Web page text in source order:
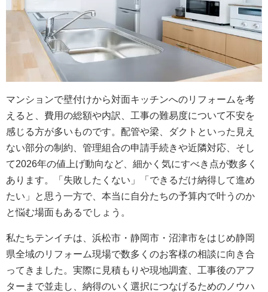
マンションで壁付けから対面キッチンへのリフォームを考
えると、費用の総額や内訳、工事の難易度について不安を
感じる方が多いものです。配管や梁、ダクトといった見え
ない部分の制約、管理組合の申請手続きや近隣対応、そし
て2026年の値上げ動向など、細かく気にすべき点が数多く
あります。「失敗したくない」「できるだけ納得して進め
たい」と思う一方で、本当に自分たちの予算内で叶うのか
と悩む場面もあるでしょう。
私たちテンイチは、浜松市・静岡市・沼津市をはじめ静岡
県全域のリフォーム現場で数多くのお客様の相談に向き合
ってきました。実際に見積もりや現地調査、工事後のアフ
ターまで並走し、納得のいく選択につなげるためのノウハ